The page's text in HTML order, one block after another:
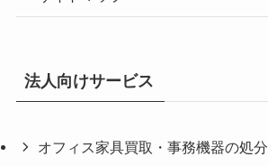
法人向けサービス
オフィス家具買取・事務機器の処分